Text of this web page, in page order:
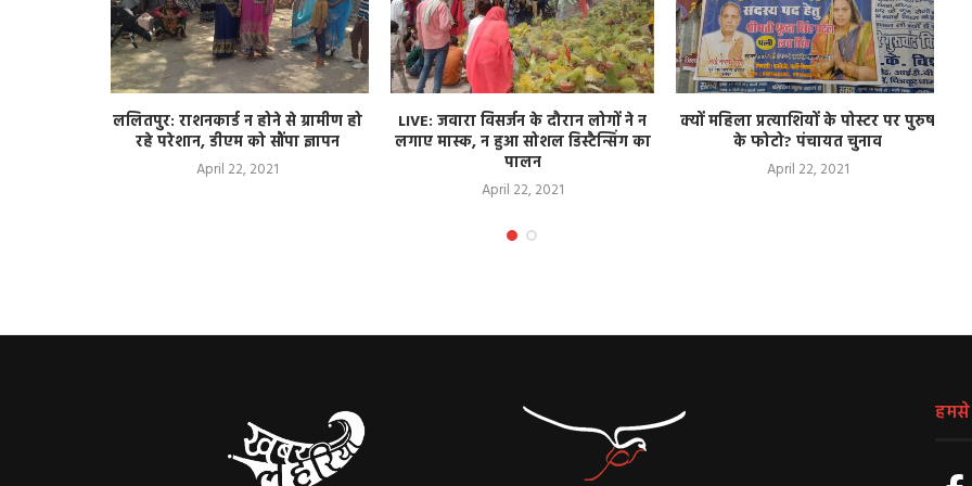
ललितपुर: राशनकार्ड न होने से ग्रामीण हो
रहे परेशान, डीएम को सौंपा ज्ञापन
April 22, 2021
LIVE: जवारा विसर्जन के दौरान लोगों ने न
लगाए मास्क, न हुआ सोशल डिस्टैन्सिंग का
पालन
April 22, 2021
क्यों महिला प्रत्याशियों के पोस्टर पर पुरुष
के फोटो? पंचायत चुनाव
April 22, 2021
हमसे